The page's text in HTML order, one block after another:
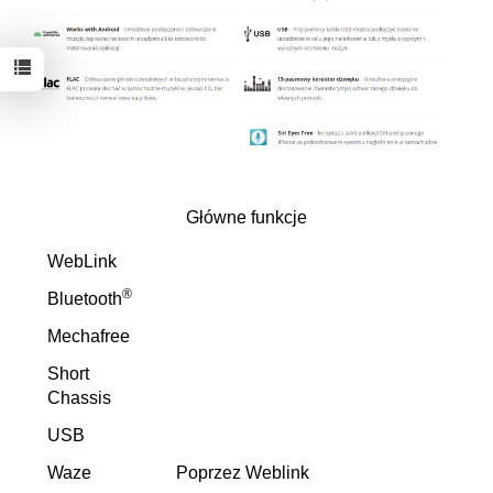
Główne funkcje
WebLink
Bluetooth®
Mechafree
Short
Chassis
USB
Waze
Poprzez Weblink